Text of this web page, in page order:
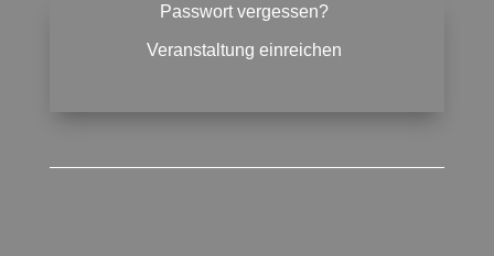
Passwort vergessen?
Veranstaltung einreichen